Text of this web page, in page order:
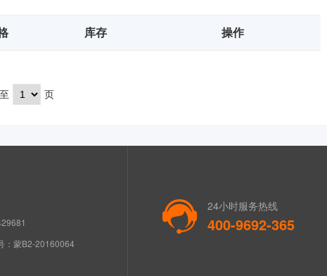
库存 操作
页
：蒙B2-20160064
24小时服务热线
400-9692-365